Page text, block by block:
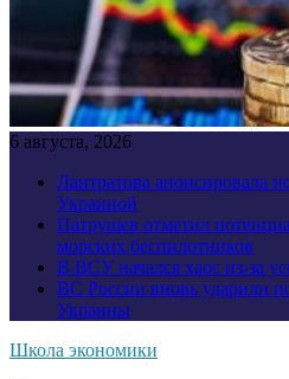
6 августа, 2026
Лантратова анонсировала
Украиной
Патрушев отметил
морских беспилотников
В ВСУ начался хаос из-за
ВС России вновь ударили
Украины
Школа экономики